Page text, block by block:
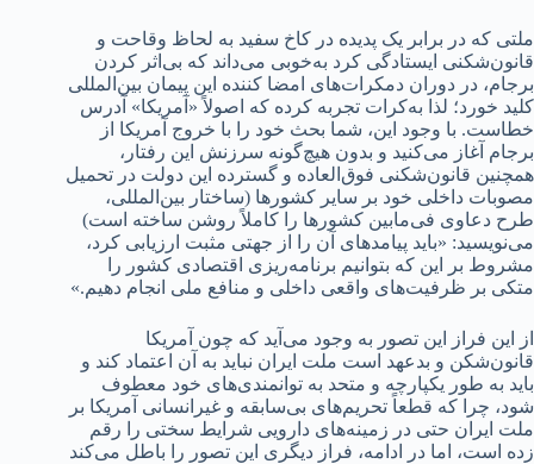
ملتی که در برابر یک پدیده در کاخ سفید به لحاظ وقاحت و
قانون‌شکنی ایستادگی کرد به‌خوبی می‌داند که بی‌اثر کردن
برجام، در دوران دمکرات‌های امضا کننده این پیمان بین‌المللی
کلید خورد؛ لذا به‌کرات تجربه کرده که اصولاً «آمریکا» آدرس
خطاست. با وجود این، شما بحث خود را با خروج آمریکا از
برجام آغاز می‌کنید و بدون هیچ‌گونه سرزنش این رفتار،
همچنین قانون‌شکنی فوق‌العاده و گسترده این دولت در تحمیل
مصوبات داخلی خود بر سایر کشورها (ساختار بین‌المللی،
طرح دعاوی فی‌مابین کشورها را کاملاً روشن ساخته است)
می‌نویسید: «باید پیامدهای آن را از جهتی مثبت ارزیابی کرد،
مشروط بر این که بتوانیم برنامه‌ریزی اقتصادی کشور را
متکی بر ظرفیت‌های واقعی داخلی و منافع ملی انجام دهیم.»
از این فراز این تصور به وجود می‌آید که چون آمریکا
قانون‌شکن و بدعهد است ملت ایران نباید به آن اعتماد کند و
باید به طور یکپارچه و متحد به توانمندی‌های خود معطوف
شود، چرا که قطعاً تحریم‌های بی‌سابقه و غیرانسانی آمریکا بر
ملت ایران حتی در زمینه‌های دارویی شرایط سختی را رقم
زده است، اما در ادامه، فراز دیگری این تصور را باطل می‌کند